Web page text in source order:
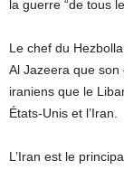
la guerre “de tous
Le chef du
Al Jazeera que
iraniens que le
États-Unis et l’Iran.
L’Iran est le